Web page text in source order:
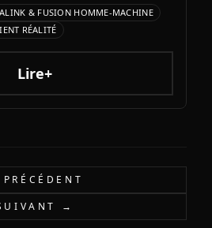
intelligence par un
transhumanistes et
vision soulève autant
& FUSION HOMME-MACHINE
RÉALITÉ
Lire+
→